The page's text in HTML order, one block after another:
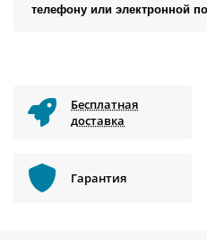
телефону или электронной
Бесплатная
доставка
Гарантия